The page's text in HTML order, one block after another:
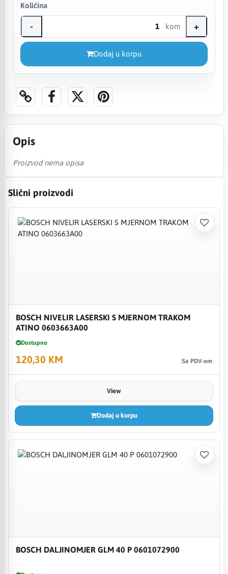
Količina
- kom +
Dodaj u korpu
Opis
Proizvod nema opisa
Slični proizvodi
BOSCH NIVELIR LASERSKI S MJERNOM TRAKOM
ATINO 0603663A00
Dostupno
120,30 KM Sa PDV-om
View
Dodaj u korpu
BOSCH DALJINOMJER GLM 40 P 0601072900